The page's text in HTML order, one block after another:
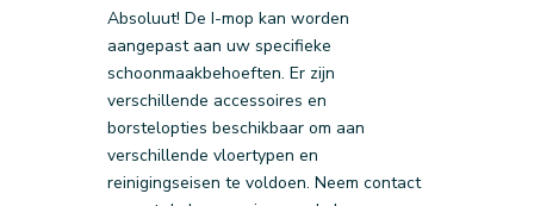
Absoluut! De I-mop kan worden
aangepast aan uw specifieke
schoonmaakbehoeften. Er zijn
verschillende accessoires en
borstelopties beschikbaar om aan
verschillende vloertypen en
reinigingseisen te voldoen. Neem contact